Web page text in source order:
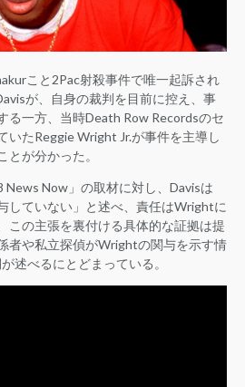
こと2Pac射殺事件で唯一起訴され
が、自身の裁判を目前に控え、事
る一方、当時Death Row Recordsのセ
いたReggie Wright Jr.が事件を主導し
とが分かった。
News Now」の取材に対し、Davisは
していない」と述べ、責任はWrightに
この主張を裏付ける具体的な証拠は提
者や私立探偵がWrightの関与を示す情
述べるにとどまっている。